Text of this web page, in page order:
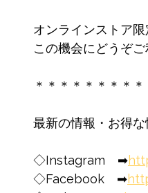
オンラインストア
この機会にどうぞ
＊＊＊＊＊＊＊＊
最新の情報・お得
◇Instagram　➡
◇Facebook　➡